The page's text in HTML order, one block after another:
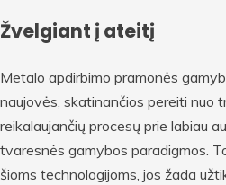
Žvelgiant į ateitį
Metalo apdirbimo pramonės
naujovės, skatinančios pereiti nuo
reikalaujančių procesų prie labiau
tvaresnės gamybos paradigmos.
šioms technologijoms, jos žada